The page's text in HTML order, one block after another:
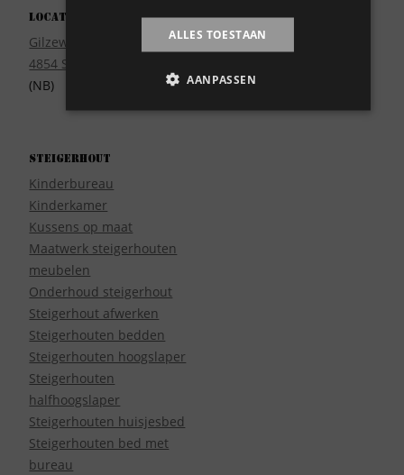
Locatie
Gilzeweg 17
4854 SE Bavel
(NB)
Wie zijn wij?
Steigerhout
Kinderbureau
Kinderkamer
Kussens op maat
Maatwerk steigerhouten
meubelen
Onderhoud steigerhout
Steigerhout afwerken
Steigerhouten bedden
Steigerhouten hoogslaper
Steigerhouten
halfhoogslaper
Steigerhouten huisjesbed
Steigerhouten bed met
bureau
ALLES TOESTAAN
AANPASSEN